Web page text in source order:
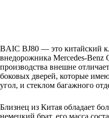
BAIC BJ80 — это китайский
внедорожника Mercedes-Benz
производства внешне
боковых дверей, которые
угол, и стеклом багажного
Близнец из Китая обладает